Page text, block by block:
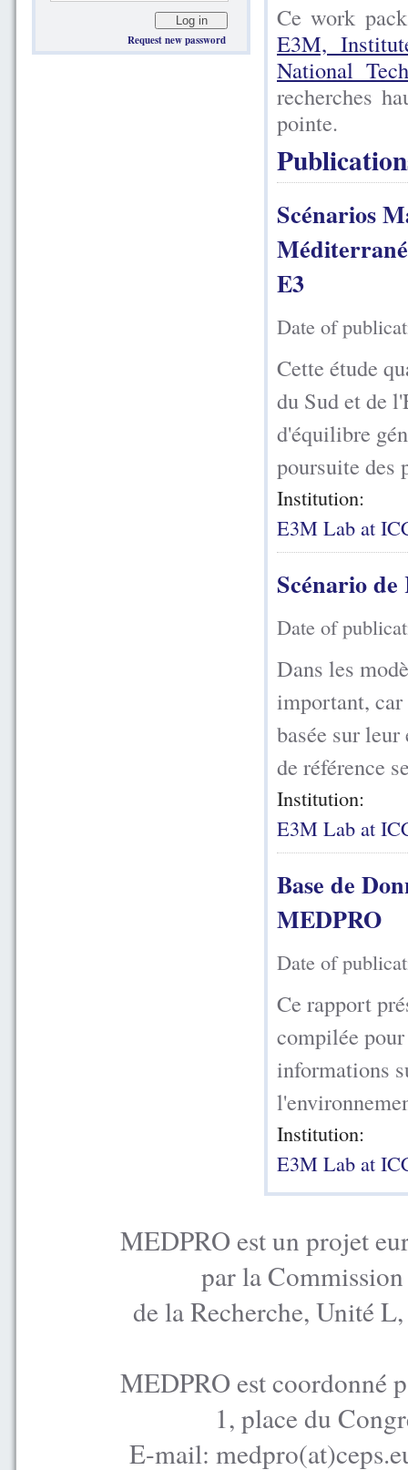
Request new password
Ce work
E3M,
National
recherches
pointe.
Scénarios
E3
Date of
Cette étude
du Sud et de
d'équilibre
poursuite des
Institution:
E3M Lab at
Scénario
Date of
Dans les
important,
basée sur
de référence
Institution:
E3M Lab at
Base de
MEDPRO
Date of
Ce rapport
compilée
informations
Institution:
E3M Lab at
MEDPRO est un projet
par la
de la Recherche, Unité
MEDPRO est coordonné
1, place du
E-mail: